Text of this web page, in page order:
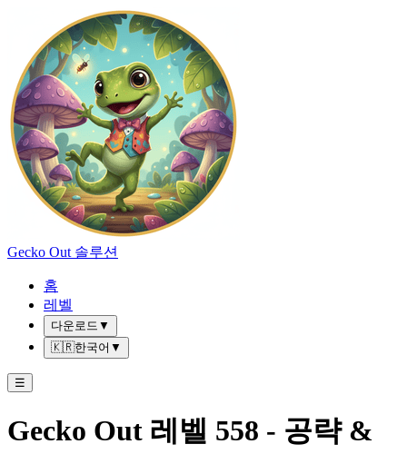
Gecko Out 솔루션
홈
레벨
다운로드 ▼
🇰🇷한국어 ▼
☰
Gecko Out 레벨 558 - 공략 &